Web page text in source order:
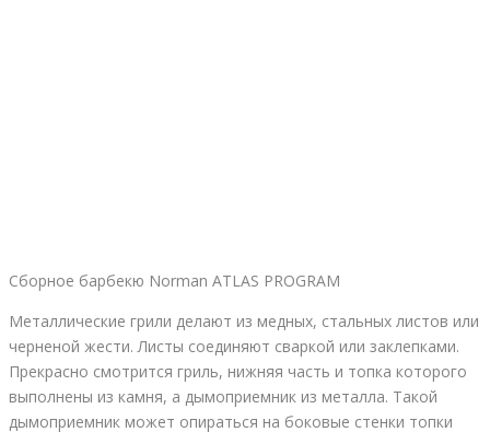
Сборное барбекю Norman ATLAS PROGRAM
Металлические грили делают из медных, стальных листов или
черненой жести. Листы соединяют сваркой или заклепками.
Прекрасно смотрится гриль, нижняя часть и топка которого
выполнены из камня, а дымоприемник из металла. Такой
дымоприемник может опираться на боковые стенки топки